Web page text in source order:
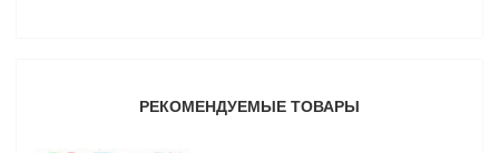
РЕКОМЕНДУЕМЫЕ ТОВАРЫ